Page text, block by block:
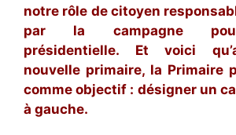
notre rôle de citoyen
par la campagne
présidentielle. Et voici
nouvelle primaire, la Primaire
comme objectif : désigner un
à gauche.